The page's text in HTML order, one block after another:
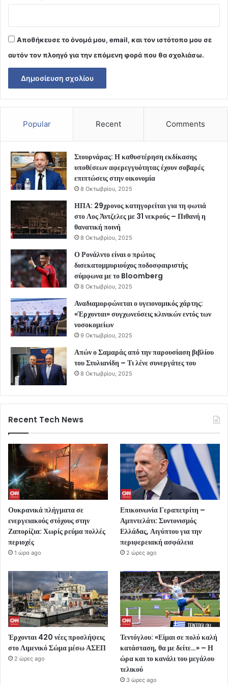
Αποθήκευσε το όνομά μου, email, και τον ιστότοπο μου σε
αυτόν τον πλοηγό για την επόμενη φορά που θα σχολιάσω.
Popular Recent Comments
Στουρνάρας: Η καθυστέρηση εκδίκασης
υποθέσεων αφερεγγυότητας έχουν σοβαρές
επιπτώσεις στην οικονομία
8 Οκτωβρίου, 2025
ΗΠΑ: 29χρονος κατηγορείται για τη φωτιά
στο Λος Άντζελες με 31 νεκρούς – Πιθανή η
θανατική ποινή
8 Οκτωβρίου, 2025
Ο Ρονάλντο είναι ο πρώτος
δισεκατομμυριούχος ποδοσφαιριστής
σύμφωνα με το Bloomberg
8 Οκτωβρίου, 2025
Αναδιαμορφώνεται ο υγειονομικός χάρτης:
«Έρχονται» συγχωνεύσεις κλινικών εντός των
νοσοκομείων
9 Οκτωβρίου, 2025
Απών ο Σαμαράς από την παρουσίαση βιβλίου
του Στυλιανίδη – Τι λένε συνεργάτες του
8 Οκτωβρίου, 2025
Recent Tech News
Ουκρανικά πλήγματα σε
ενεργειακούς στόχους στην
Ζαπορίζια: Χωρίς ρεύμα πολλές
περιοχές
1 ώρα ago
Επικοινωνία Γεραπετρίτη –
Αμπντελάτι: Συντονισμός
Ελλάδας, Αιγύπτου για την
περιφερειακή ασφάλεια
2 ώρες ago
Έρχονται 420 νέες προσλήψεις
στο Λιμενικό Σώμα μέσω ΑΣΕΠ
2 ώρες ago
Τεντόγλου: «Είμαι σε πολύ καλή
κατάσταση, θα με δείτε…» – Η
ώρα και το κανάλι του μεγάλου
τελικού
3 ώρες ago